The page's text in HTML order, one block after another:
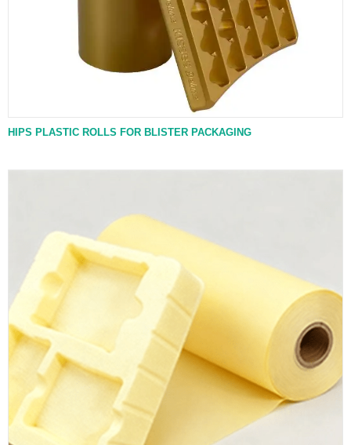
HIPS PLASTIC ROLLS FOR BLISTER PACKAGING